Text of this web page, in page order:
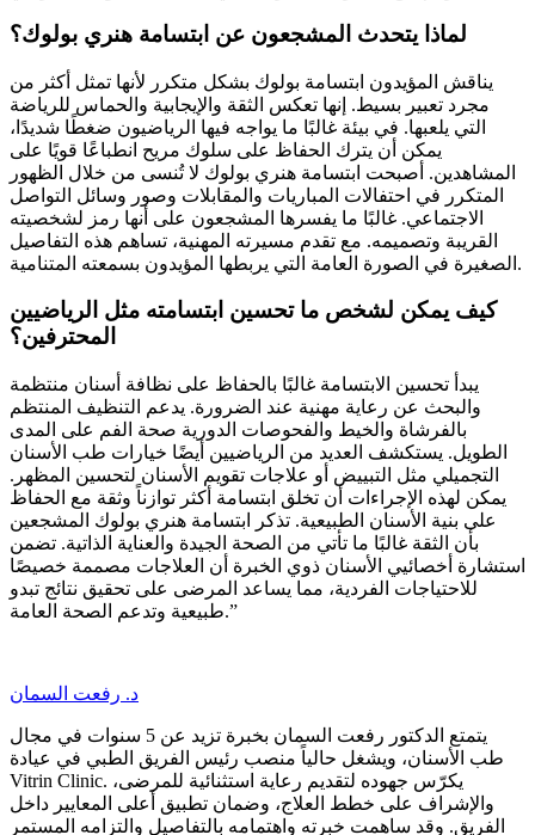
لماذا يتحدث المشجعون عن ابتسامة هنري بولوك؟
يناقش المؤيدون ابتسامة بولوك بشكل متكرر لأنها تمثل أكثر من
مجرد تعبير بسيط. إنها تعكس الثقة والإيجابية والحماس للرياضة
التي يلعبها. في بيئة غالبًا ما يواجه فيها الرياضيون ضغطًا شديدًا،
يمكن أن يترك الحفاظ على سلوك مريح انطباعًا قويًا على
المشاهدين. أصبحت ابتسامة هنري بولوك لا تُنسى من خلال الظهور
المتكرر في احتفالات المباريات والمقابلات وصور وسائل التواصل
الاجتماعي. غالبًا ما يفسرها المشجعون على أنها رمز لشخصيته
القريبة وتصميمه. مع تقدم مسيرته المهنية، تساهم هذه التفاصيل
الصغيرة في الصورة العامة التي يربطها المؤيدون بسمعته المتنامية.
كيف يمكن لشخص ما تحسين ابتسامته مثل الرياضيين
المحترفين؟
يبدأ تحسين الابتسامة غالبًا بالحفاظ على نظافة أسنان منتظمة
والبحث عن رعاية مهنية عند الضرورة. يدعم التنظيف المنتظم
بالفرشاة والخيط والفحوصات الدورية صحة الفم على المدى
الطويل. يستكشف العديد من الرياضيين أيضًا خيارات طب الأسنان
التجميلي مثل التبييض أو علاجات تقويم الأسنان لتحسين المظهر.
يمكن لهذه الإجراءات أن تخلق ابتسامة أكثر توازناً وثقة مع الحفاظ
على بنية الأسنان الطبيعية. تذكر ابتسامة هنري بولوك المشجعين
بأن الثقة غالبًا ما تأتي من الصحة الجيدة والعناية الذاتية. تضمن
استشارة أخصائيي الأسنان ذوي الخبرة أن العلاجات مصممة خصيصًا
للاحتياجات الفردية، مما يساعد المرضى على تحقيق نتائج تبدو
طبيعية وتدعم الصحة العامة.”
د. رفعت السمان
يتمتع الدكتور رفعت السمان بخبرة تزيد عن 5 سنوات في مجال
طب الأسنان، ويشغل حالياً منصب رئيس الفريق الطبي في عيادة
Vitrin Clinic. يكرّس جهوده لتقديم رعاية استثنائية للمرضى،
والإشراف على خطط العلاج، وضمان تطبيق أعلى المعايير داخل
الفريق. وقد ساهمت خبرته واهتمامه بالتفاصيل والتزامه المستمر